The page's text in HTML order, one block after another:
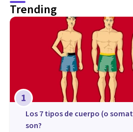
Trending
1
​Los 7 tipos de cuerpo (o
son?